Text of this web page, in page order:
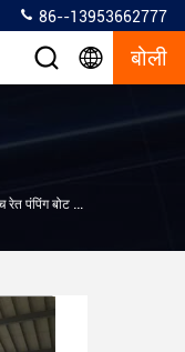
86--13953662777
बोली
और रेत ड्रेजिंग 660kW 4000m3 पानी का प्रवाह